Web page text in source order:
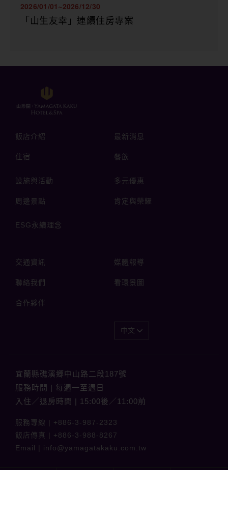
2026/01/01~2026/12/30
「山生友幸」連續住房專案
飯店介紹 最新消息
住宿 餐飲
設施與活動 多元優惠
周邊景點 肯定與榮耀
ESG永續理念
交通資訊 媒體報導
聯絡我們 看環景圖
合作夥伴
中文
宜蘭縣礁溪郷中山路二段187號
服務時間 | 每週一至週日
入住／退房時間 | 15:00後／11:00前
服務專線 | +886-3-987-2323
飯店傳真 | +886-3-988-8267
Email | info@yamagatakaku.com.tw